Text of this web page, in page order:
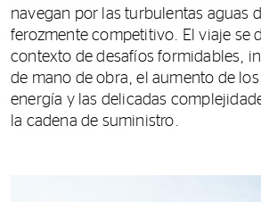
navegan por las turbulentas aguas
ferozmente competitivo. El viaje se
contexto de desafíos formidables,
de mano de obra, el aumento de
energía y las delicadas
la cadena de suministro.